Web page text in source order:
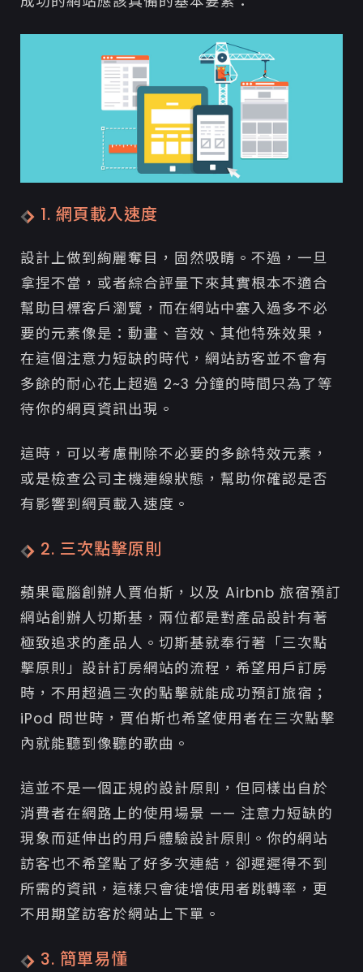
1. 網頁載入速度
設計上做到絢麗奪目，固然吸睛。不過，一旦
拿捏不當，或者綜合評量下來其實根本不適合
幫助目標客戶瀏覽，而在網站中塞入過多不必
要的元素像是：動畫、音效、其他特殊效果，
在這個注意力短缺的時代，網站訪客並不會有
多餘的耐心花上超過 2~3 分鐘的時間只為了等
待你的網頁資訊出現。
這時，可以考慮刪除不必要的多餘特效元素，
或是檢查公司主機連線狀態，幫助你確認是否
有影響到網頁載入速度。
2. 三次點擊原則
蘋果電腦創辦人賈伯斯，以及 Airbnb 旅宿預訂
網站創辦人切斯基，兩位都是對產品設計有著
極致追求的產品人。切斯基就奉行著「三次點
擊原則」設計訂房網站的流程，希望用戶訂房
時，不用超過三次的點擊就能成功預訂旅宿；
iPod 問世時，賈伯斯也希望使用者在三次點擊
內就能聽到像聽的歌曲。
這並不是一個正規的設計原則，但同樣出自於
消費者在網路上的使用場景 —— 注意力短缺的
現象而延伸出的用戶體驗設計原則。你的網站
訪客也不希望點了好多次連結，卻遲遲得不到
所需的資訊，這樣只會徒增使用者跳轉率，更
不用期望訪客於網站上下單。
3. 簡單易懂